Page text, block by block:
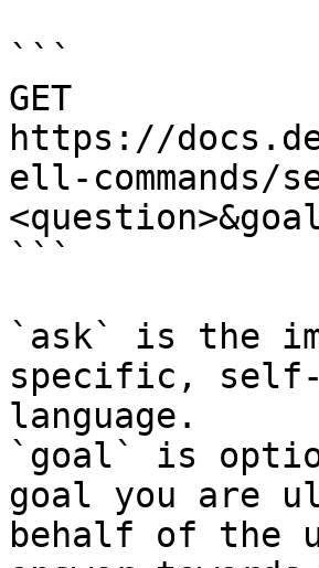
```
GET
https://
ell-commands/
```
`ask` is the
specific, self-
language.
`goal` is
goal you are
behalf of the